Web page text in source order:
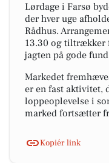
Lørdage i Farsø
der hver uge
Rådhus.
13.30 og tiltrækker
jagten på gode
Markedet
er en fast aktivitet,
loppeoplevelse i
marked fortsætter
Kopiér link